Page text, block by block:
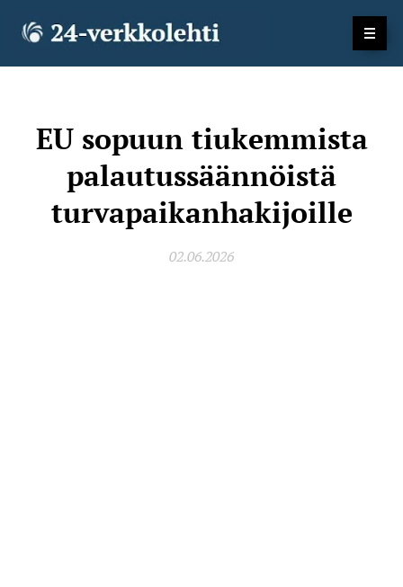
EU sopuun tiukemmista
palautussäännöistä
turvapaikanhakijoille
02.06.2026